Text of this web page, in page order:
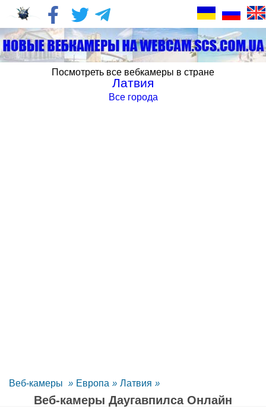
Посмотреть все вебкамеры в стране
Латвия
Все города
Веб-камеры » Европа » Латвия »
Веб-камеры Даугавпилса Oнлайн